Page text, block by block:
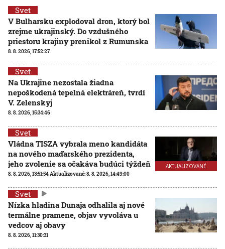
Svet
V Bulharsku explodoval dron, ktorý bol
zrejme ukrajinský. Do vzdušného
priestoru krajiny prenikol z Rumunska
8. 8. 2026, 17:52:27
Svet
Na Ukrajine nezostala žiadna
nepoškodená tepelná elektráreň, tvrdí
V. Zelenskyj
8. 8. 2026, 15:34:46
AKTUALIZOVANÉ
Svet
Vládna TISZA vybrala meno kandidáta
na nového maďarského prezidenta,
jeho zvolenie sa očakáva budúci týždeň
8. 8. 2026, 13:51:54Aktualizované:8. 8. 2026, 14:49:00
Svet
Nízka hladina Dunaja odhalila aj nové
termálne pramene, objav vyvoláva u
vedcov aj obavy
8. 8. 2026, 11:30:31